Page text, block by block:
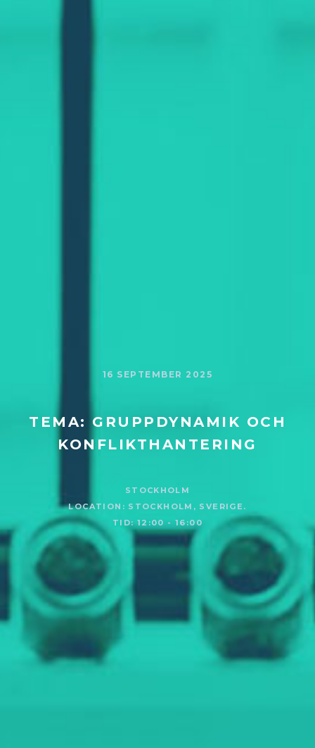
16 SEPTEMBER 2025
TEMA: GRUPPDYNAMIK OCH
KONFLIKTHANTERING
STOCKHOLM
LOCATION: STOCKHOLM, SVERIGE.
TID: 12:00 - 16:00